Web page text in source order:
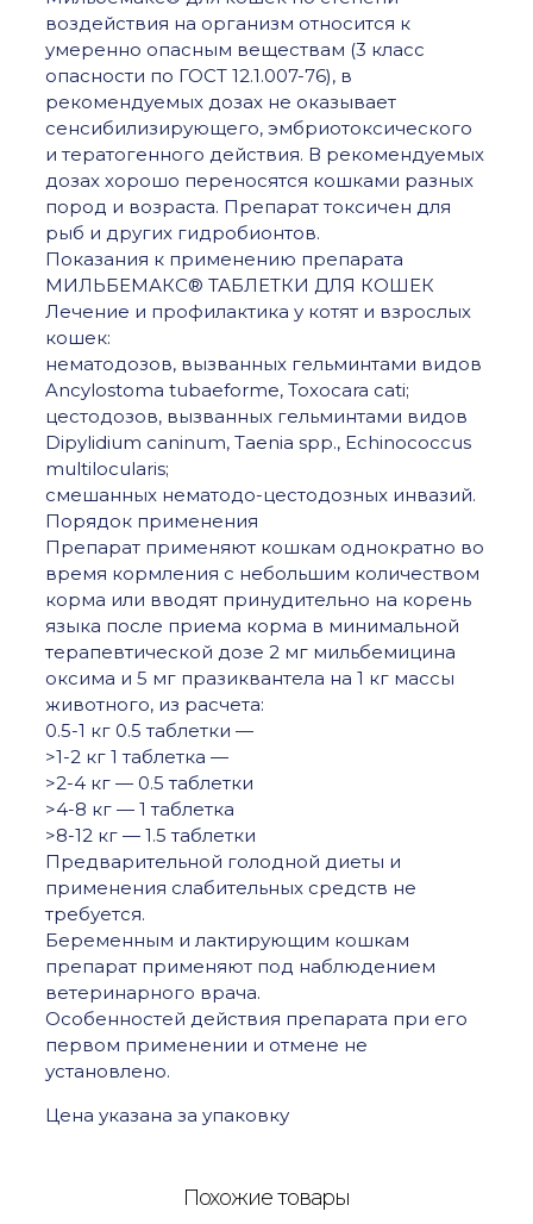
воздействия на организм относится к
умеренно опасным веществам (3 класс
опасности по ГОСТ 12.1.007-76), в
рекомендуемых дозах не оказывает
сенсибилизирующего, эмбриотоксического
и тератогенного действия. В рекомендуемых
дозах хорошо переносятся кошками разных
пород и возраста. Препарат токсичен для
рыб и других гидробионтов.
Показания к применению препарата
МИЛЬБЕМАКС® ТАБЛЕТКИ ДЛЯ КОШЕК
Лечение и профилактика у котят и взрослых
кошек:
нематодозов, вызванных гельминтами видов
Ancylostoma tubaeforme, Toxocara cati;
цестодозов, вызванных гельминтами видов
Dipylidium caninum, Taenia spp., Echinococcus
multilocularis;
смешанных нематодо-цестодозных инвазий.
Порядок применения
Препарат применяют кошкам однократно во
время кормления с небольшим количеством
корма или вводят принудительно на корень
языка после приема корма в минимальной
терапевтической дозе 2 мг мильбемицина
оксима и 5 мг празиквантела на 1 кг массы
животного, из расчета:
0.5-1 кг 0.5 таблетки —
>1-2 кг 1 таблетка —
>2-4 кг — 0.5 таблетки
>4-8 кг — 1 таблетка
>8-12 кг — 1.5 таблетки
Предварительной голодной диеты и
применения слабительных средств не
требуется.
Беременным и лактирующим кошкам
препарат применяют под наблюдением
ветеринарного врача.
Особенностей действия препарата при его
первом применении и отмене не
установлено.
Цена указана за упаковку
Похожие товары